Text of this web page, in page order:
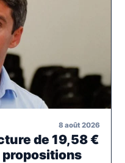
8 août 2026
de 19,58 €
propositions